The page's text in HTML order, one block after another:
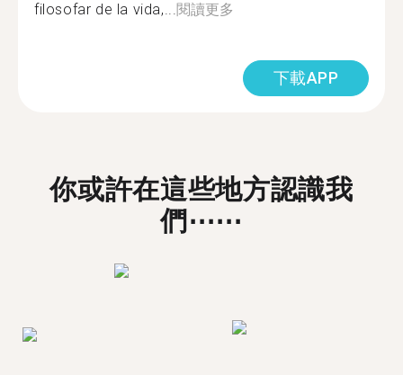
filosofar de la vida,...閱讀更多
下載APP
你或許在這些地方認識我
們⋯⋯